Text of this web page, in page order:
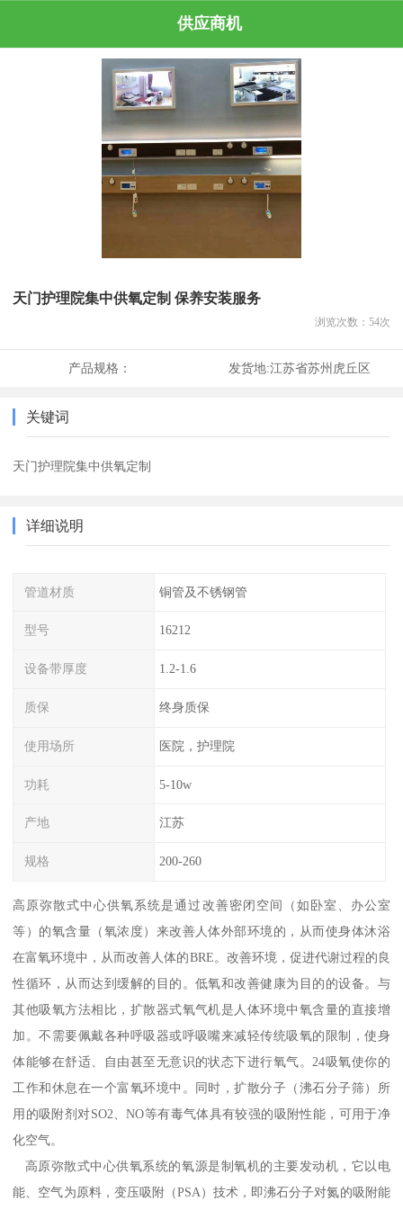
供应商机
天门护理院集中供氧定制 保养安装服务
浏览次数： 54次
产品规格： 发货地:江苏省苏州虎丘区
关键词
天门护理院集中供氧定制
详细说明
管道材质 铜管及不锈钢管
型号 16212
设备带厚度 1.2-1.6
质保 终身质保
使用场所 医院，护理院
功耗 5-10w
产地 江苏
规格 200-260
高原弥散式中心供氧系统是通过改善密闭空间（如卧室、办公室
等）的氧含量（氧浓度）来改善人体外部环境的，从而使身体沐浴
在富氧环境中，从而改善人体的BRE。改善环境，促进代谢过程的良
性循环，从而达到缓解的目的。低氧和改善健康为目的的设备。与
其他吸氧方法相比，扩散器式氧气机是人体环境中氧含量的直接增
加。不需要佩戴各种呼吸器或呼吸嘴来减轻传统吸氧的限制，使身
体能够在舒适、自由甚至无意识的状态下进行氧气。24吸氧使你的
工作和休息在一个富氧环境中。同时，扩散分子（沸石分子筛）所
用的吸附剂对SO2、NO等有毒气体具有较强的吸附性能，可用于净
化空气。
高原弥散式中心供氧系统的氧源是制氧机的主要发动机，它以电
能、空气为原料，变压吸附（PSA）技术，即沸石分子对氮的吸附能